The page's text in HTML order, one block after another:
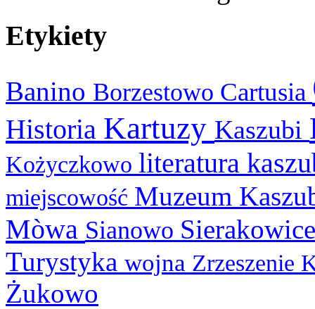
Etykiety
Banino Borzestowo Cartusia
Historia Kartuzy Kaszubi
Kożyczkowo literatura
miejscowość Muzeum
Mòwa Sianowo
Turystyka wojna Zrzeszenie
Żukowo